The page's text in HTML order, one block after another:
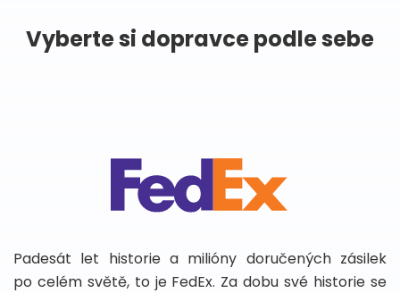
Vyberte si dopravce podle sebe
Padesát let historie a milióny doručených zásilek
po celém světě, to je FedEx. Za dobu své historie se